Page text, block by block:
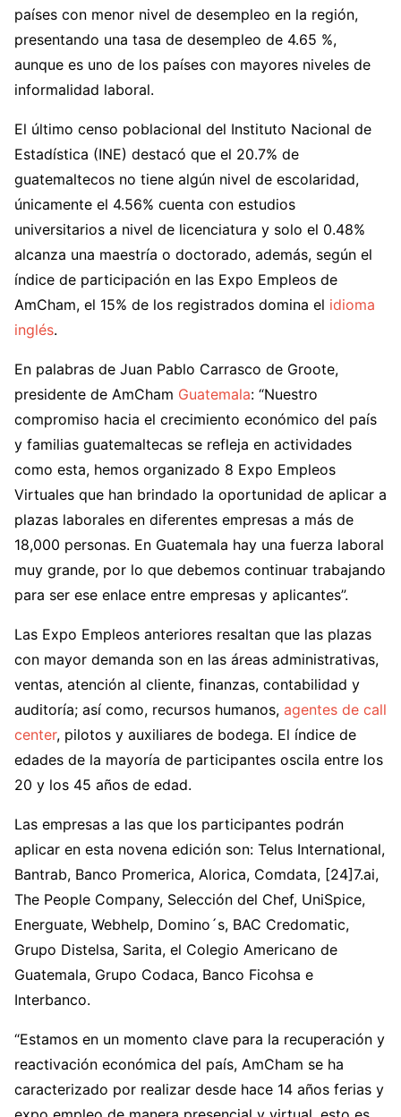
países con menor nivel de desempleo en la región,
presentando una tasa de desempleo de 4.65 %,
aunque es uno de los países con mayores niveles de
informalidad laboral.
El último censo poblacional del Instituto Nacional de
Estadística (INE) destacó que el 20.7% de
guatemaltecos no tiene algún nivel de escolaridad,
únicamente el 4.56% cuenta con estudios
universitarios a nivel de licenciatura y solo el 0.48%
alcanza una maestría o doctorado, además, según el
índice de participación en las Expo Empleos de
AmCham, el 15% de los registrados domina el idioma
inglés.
En palabras de Juan Pablo Carrasco de Groote,
presidente de AmCham Guatemala: “Nuestro
compromiso hacia el crecimiento económico del país
y familias guatemaltecas se refleja en actividades
como esta, hemos organizado 8 Expo Empleos
Virtuales que han brindado la oportunidad de aplicar a
plazas laborales en diferentes empresas a más de
18,000 personas. En Guatemala hay una fuerza laboral
muy grande, por lo que debemos continuar trabajando
para ser ese enlace entre empresas y aplicantes”.
Las Expo Empleos anteriores resaltan que las plazas
con mayor demanda son en las áreas administrativas,
ventas, atención al cliente, finanzas, contabilidad y
auditoría; así como, recursos humanos, agentes de call
center, pilotos y auxiliares de bodega. El índice de
edades de la mayoría de participantes oscila entre los
20 y los 45 años de edad.
Las empresas a las que los participantes podrán
aplicar en esta novena edición son: Telus International,
Bantrab, Banco Promerica, Alorica, Comdata, [24]7.ai,
The People Company, Selección del Chef, UniSpice,
Energuate, Webhelp, Domino´s, BAC Credomatic,
Grupo Distelsa, Sarita, el Colegio Americano de
Guatemala, Grupo Codaca, Banco Ficohsa e
Interbanco.
“Estamos en un momento clave para la recuperación y
reactivación económica del país, AmCham se ha
caracterizado por realizar desde hace 14 años ferias y